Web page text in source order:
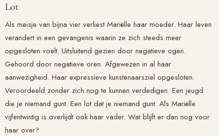
Lot
Als meisje van bijna vier verliest Mariëlle haar moeder. Haar leven
verandert in een gevangenis waarin ze zich steeds meer
opgesloten voelt. Uitsluitend gezien door negatieve ogen.
Gehoord door negatieve oren. Afgewezen in al haar
aanwezigheid. Haar expressieve kunstenaarsziel opgesloten.
Veroordeeld zonder zich nog te kunnen verdedigen. Een jeugd
die je niemand gunt. Een lot dat je niemand gunt. Als Mariëlle
vijfentwintig is overlijdt ook haar vader. Wat blijft er dan nog voor
haar over?